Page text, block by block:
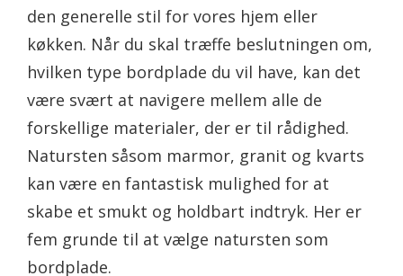
den generelle stil for vores hjem eller
køkken. Når du skal træffe beslutningen om,
hvilken type bordplade du vil have, kan det
være svært at navigere mellem alle de
forskellige materialer, der er til rådighed.
Natursten såsom marmor, granit og kvarts
kan være en fantastisk mulighed for at
skabe et smukt og holdbart indtryk. Her er
fem grunde til at vælge natursten som
bordplade.